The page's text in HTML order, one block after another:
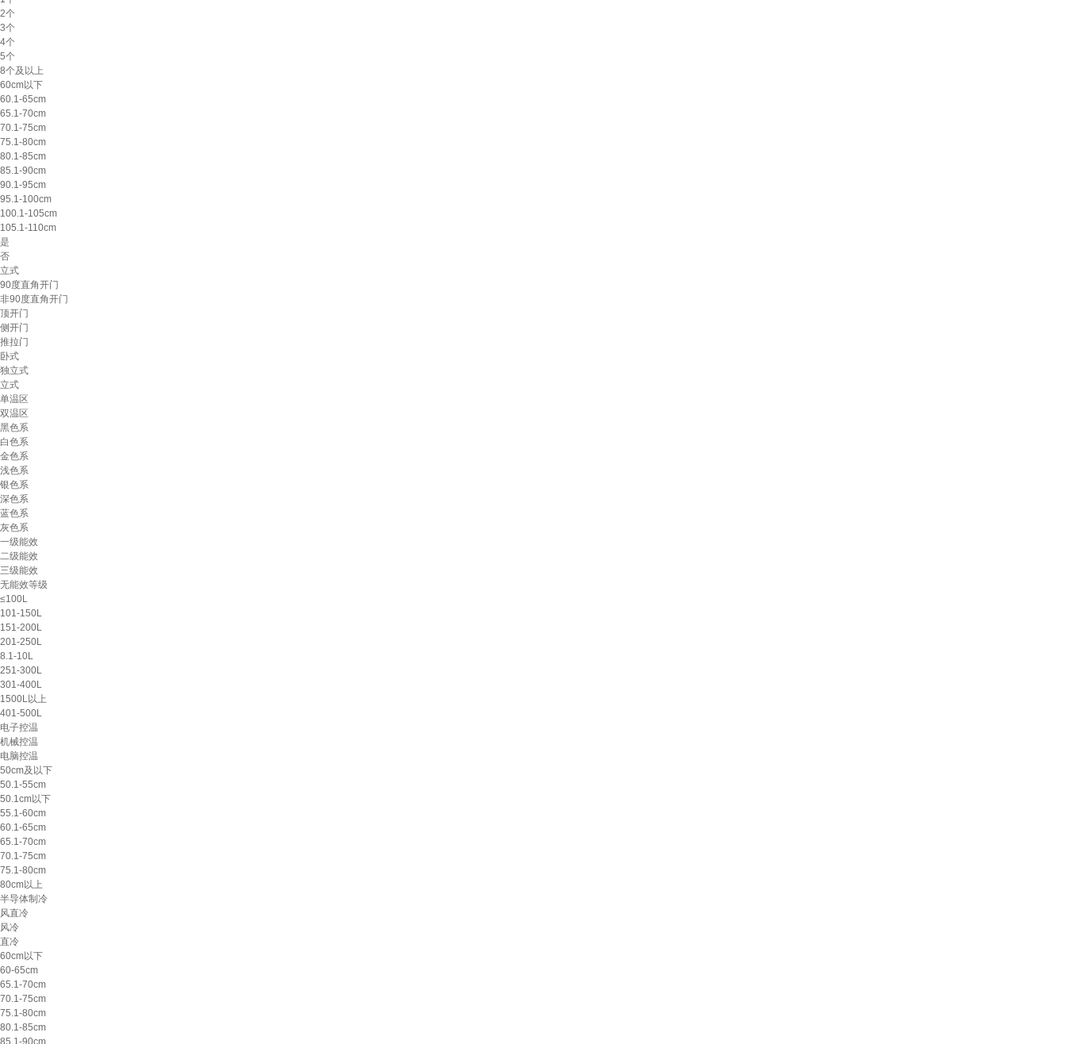
2个
3个
4个
5个
8个及以上
60cm以下
60.1-65cm
65.1-70cm
70.1-75cm
75.1-80cm
80.1-85cm
85.1-90cm
90.1-95cm
95.1-100cm
100.1-105cm
105.1-110cm
是
否
立式
90度直角开门
非90度直角开门
顶开门
侧开门
推拉门
卧式
独立式
立式
单温区
双温区
黑色系
白色系
金色系
浅色系
银色系
深色系
蓝色系
灰色系
一级能效
二级能效
三级能效
无能效等级
≤100L
101-150L
151-200L
201-250L
8.1-10L
251-300L
301-400L
1500L以上
401-500L
电子控温
机械控温
电脑控温
50cm及以下
50.1-55cm
50.1cm以下
55.1-60cm
60.1-65cm
65.1-70cm
70.1-75cm
75.1-80cm
80cm以上
半导体制冷
风直冷
风冷
直冷
60cm以下
60-65cm
65.1-70cm
70.1-75cm
75.1-80cm
80.1-85cm
85.1-90cm